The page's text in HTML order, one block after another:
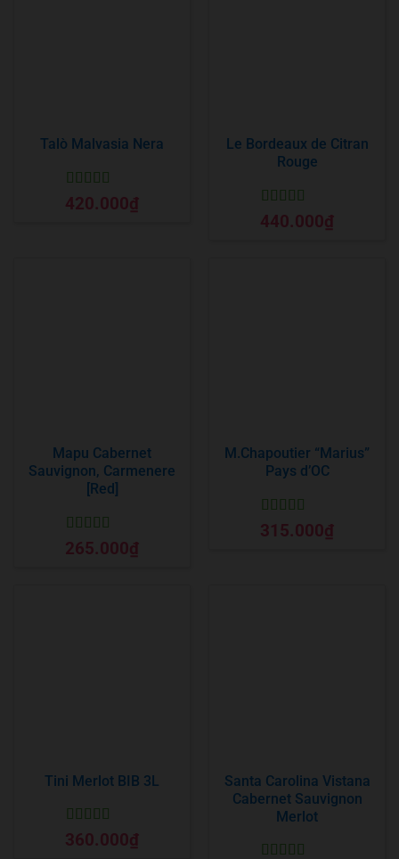
Talò Malvasia Nera
Được xếp
hạng55 sao
420.000₫
Le Bordeaux de Citran
Rouge
Được xếp
hạng55 sao
440.000₫
Mapu Cabernet
Sauvignon, Carmenere
[Red]
Được xếp
hạng55 sao
265.000₫
M.Chapoutier “Marius”
Pays d’OC
Được xếp
hạng55 sao
315.000₫
Tini Merlot BIB 3L
Được xếp
hạng55 sao
360.000₫
Santa Carolina Vistana
Cabernet Sauvignon
Merlot